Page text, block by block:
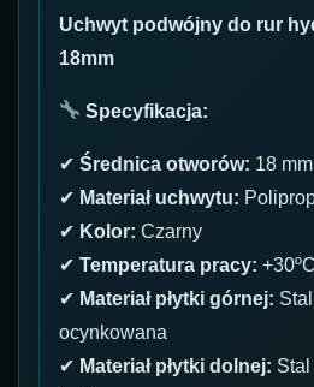
Uchwyt podwójny do rur
18mm
Specyfikacja:
✔ Średnica otworów: 18 mm
✔ Materiał uchwytu:
✔ Kolor: Czarny
✔ Temperatura pracy:
✔ Materiał płytki górnej:
ocynkowana
✔ Materiał płytki dolnej: